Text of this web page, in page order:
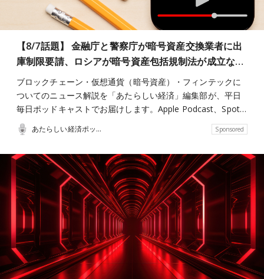
【8/7話題】 金融庁と警察庁が暗号資産交換業者に出
庫制限要請、ロシアが暗号資産包括規制法が成立な…
ブロックチェーン・仮想通貨（暗号資産）・フィンテックに
ついてのニュース解説を「あたらしい経済」編集部が、平日
毎日ポッドキャストでお届けします。Apple Podcast、Spot…
あたらしい経済ポッドキャスト Sponsored